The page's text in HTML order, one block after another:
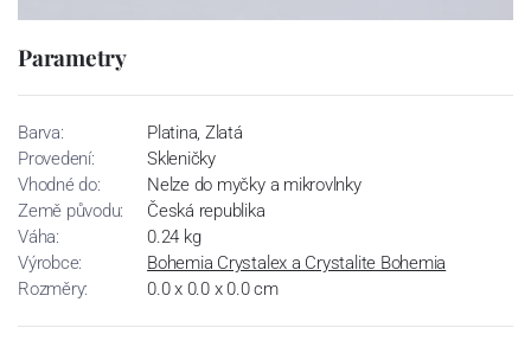
Parametry
Barva:
Platina, Zlatá
Provedení:
Skleničky
Vhodné do:
Nelze do myčky a mikrovlnky
Země původu:
Česká republika
Váha:
0.24 kg
Výrobce:
Bohemia Crystalex a Crystalite Bohemia
Rozměry:
0.0 x 0.0 x 0.0 cm